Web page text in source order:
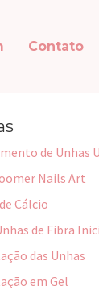
Contato
de Unhas
Nails Art
Cálcio
de Fibra
das Unhas
em Gel